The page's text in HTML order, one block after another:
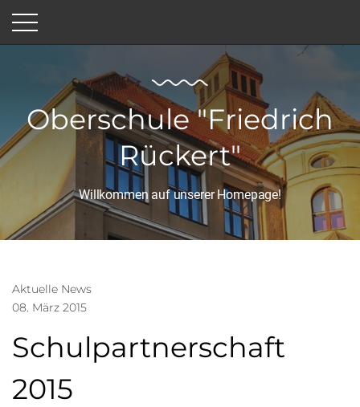
Oberschule "Friedrich
Rückert"
Willkommen auf unserer Homepage!
Aktuelle News
08. März 2015
Schulpartnerschaft
2015